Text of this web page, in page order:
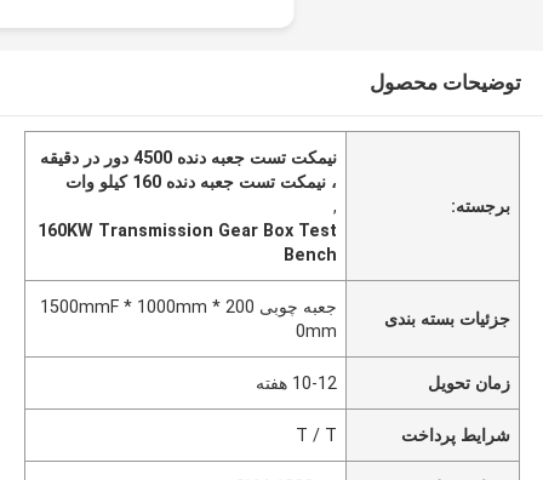
توضیحات محصول
برجسته:
نیمکت تست جعبه دنده 4500 دور در دقیقه
، نیمکت تست جعبه دنده 160 کیلو وات
,
160KW Transmission Gear Box Test
Bench
جزئیات بسته بندی
جعبه چوبی 1500mmF * 1000mm * 200
0mm
زمان تحویل 10-12 هفته
شرایط پرداخت T / T